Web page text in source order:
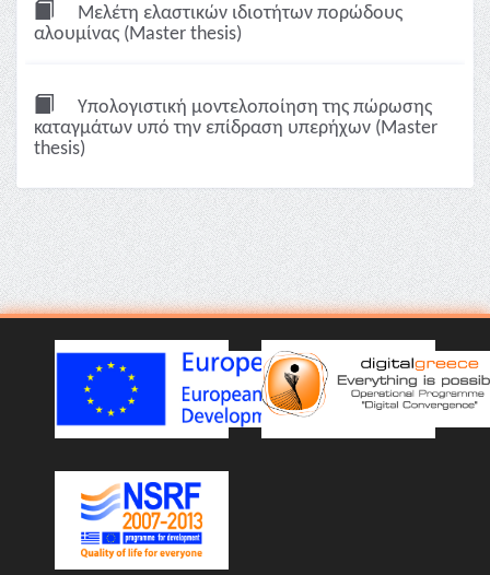
Μελέτη ελαστικών ιδιοτήτων πορώδους
αλουμίνας (Master thesis)
Υπολογιστική μοντελοποίηση της πώρωσης
καταγμάτων υπό την επίδραση υπερήχων (Master
thesis)